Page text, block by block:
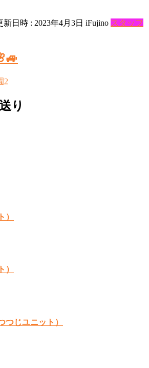
新日時 : 2023年4月3日 iFujino スタッフ
2
り
）
）
つじユニット）